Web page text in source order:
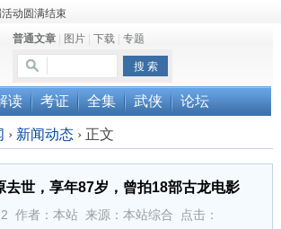
PDF扫描版分享
诚邀侠友共赏鉴
动圆满结束
普通文章| 图片| 下载| 专题
读 考证 全集 武侠 论坛
› 新闻动态 ›正文
去世，享年87岁，曾拍18部古龙电影
作者：本站 来源：本站综合 点击：